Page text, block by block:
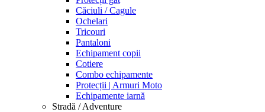
Căciuli / Cagule
Ochelari
Tricouri
Pantaloni
Echipament copii
Cotiere
Combo echipamente
Protecții | Armuri Moto
Echipamente iarnă
Stradă / Adventure